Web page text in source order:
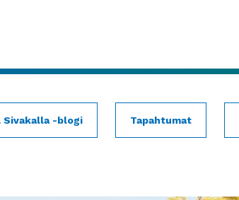
Sivakalla -blogi Tapahtumat